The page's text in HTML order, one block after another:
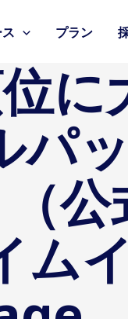
プラン
に
パ
公
ム